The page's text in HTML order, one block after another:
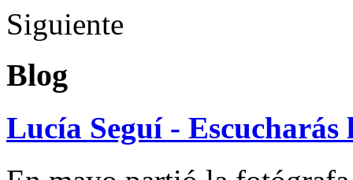
Siguiente
Blog
Lucía Seguí - Escucharás